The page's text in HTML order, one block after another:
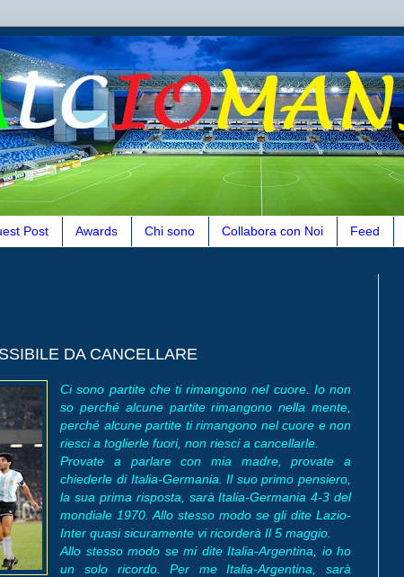
Post Awards Chi sono Collabora con Noi Feed
DA CANCELLARE
Ci sono partite che ti rimangono nel cuore. Io non
so perché alcune partite rimangono nella mente,
perché alcune partite ti rimangono nel cuore e non
riesci a toglierle fuori, non riesci a cancellarle.
Provate a parlare con mia madre, provate a
chiederle di Italia-Germania. Il suo primo pensiero,
la sua prima risposta, sarà Italia-Germania 4-3 del
mondiale 1970. Allo stesso modo se gli dite Lazio-
Inter quasi sicuramente vi ricorderà Il 5 maggio.
Allo stesso modo se mi dite Italia-Argentina, io ho
un solo ricordo. Per me Italia-Argentina, sarà